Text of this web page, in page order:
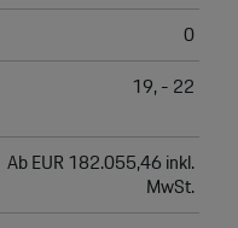
0
19, - 22
Ab EUR 182.055,46 inkl.
MwSt.